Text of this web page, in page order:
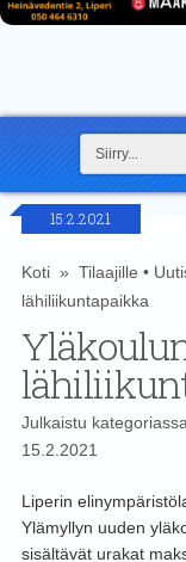
15.2.2021
Koti» Tilaajille •
lähiliikuntapaikka
Julkaistu
15.2.2021
Liperin
Ylämyllyn uuden
sisältävät urakat